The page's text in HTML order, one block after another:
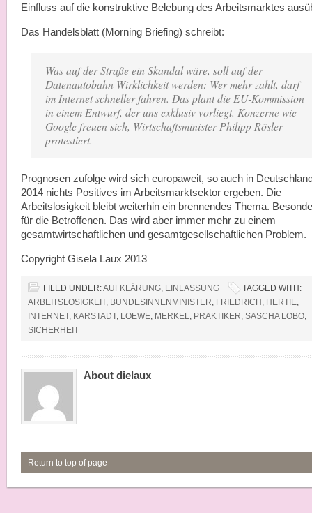
Einfluss auf die konstruktive Belebung des Arbeitsmarktes
Das Handelsblatt (Morning Briefing) schreibt:
Was auf der Straße ein Skandal wäre, soll auf der
Datenautobahn Wirklichkeit werden: Wer mehr zahlt, darf
im Internet schneller fahren. Das plant die EU-Kommission
in einem Entwurf, der uns exklusiv vorliegt. Konzerne wie
Google freuen sich, Wirtschaftsminister Philipp Rösler
protestiert.
Prognosen zufolge wird sich europaweit, so auch in
2014 nichts Positives im Arbeitsmarktsektor ergeben. Die
Arbeitslosigkeit bleibt weiterhin ein brennendes Thema.
für die Betroffenen. Das wird aber immer mehr zu einem
gesamtwirtschaftlichen und gesamtgesellschaftlichen Problem.
Copyright Gisela Laux 2013
FILED UNDER:AUFKLÄRUNG, EINLASSUNG
TAGGED WITH:
ARBEITSLOSIGKEIT, BUNDESINNENMINISTER, FRIEDRICH , HERTIE,
INTERNET, KARSTADT, LOEWE, MERKEL, PRAKTIKER, SASCHA LOBO,
SICHERHEIT
About dielaux
Return to top of page